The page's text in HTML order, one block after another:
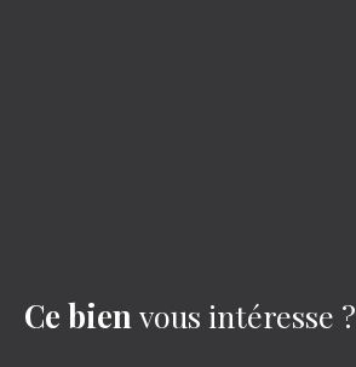
Ce bien vous intéresse ?